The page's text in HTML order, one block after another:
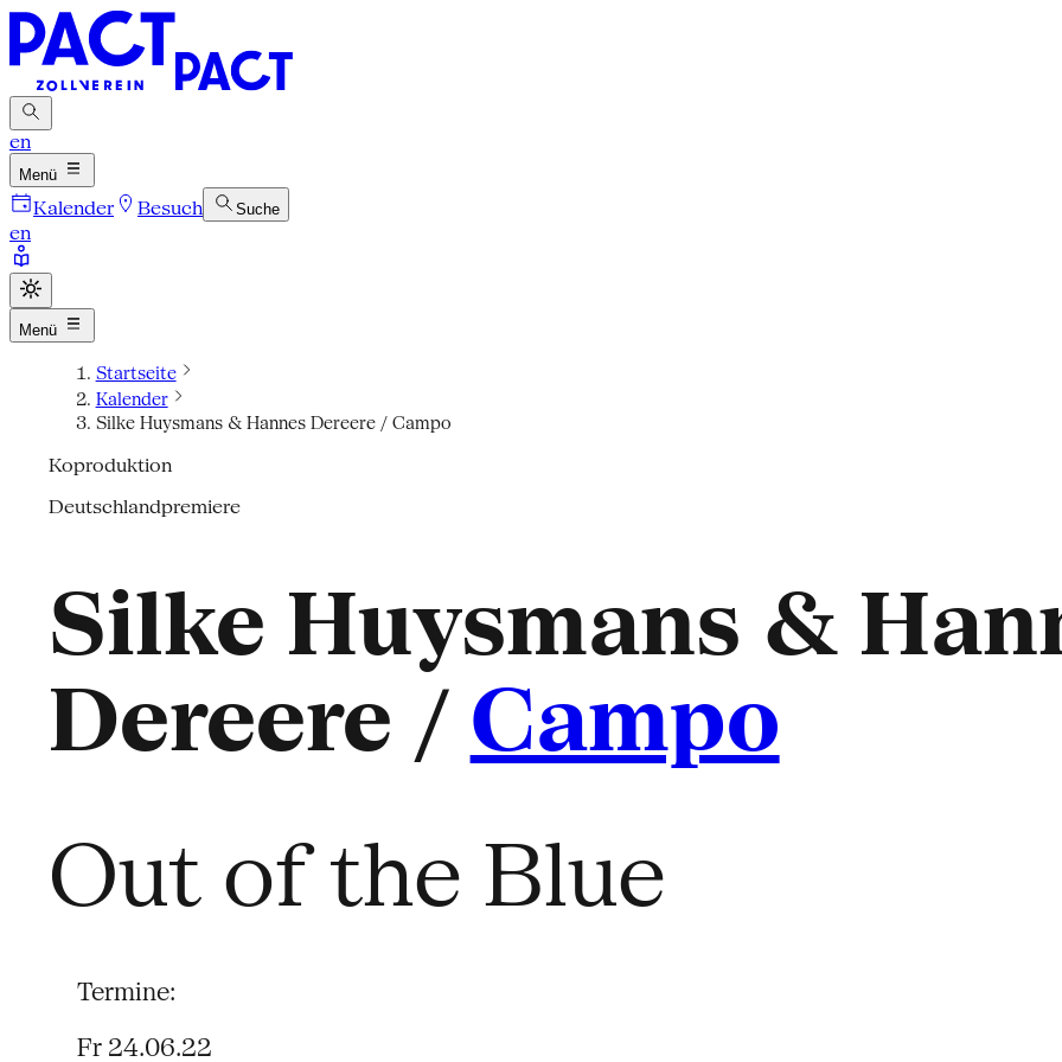
en
Menü
Kalender Besuch Suche
en
Menü
Startseite
Kalender
Silke Huysmans & Hannes Dereere / Campo
Koproduktion
Deutschlandpremiere
Silke Huysmans &
Dereere / Campo
Out of the Blue
Termine:
Fr 24.06.22